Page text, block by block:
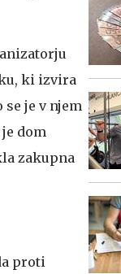
ki izvira
je v njem
dom
zakupna
proti